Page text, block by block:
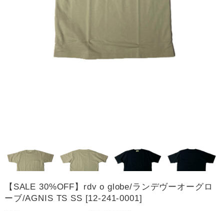
【SALE 30%OFF】rdv o globe/ランデヴーオーグロ
ーブ/AGNIS TS SS [12-241-0001]